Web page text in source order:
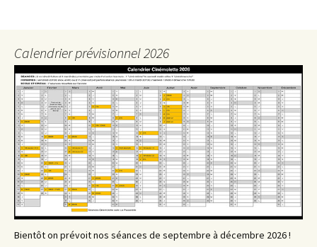
Calendrier prévisionnel 2026
Bientôt on prévoit nos séances de septembre à décembre 2026 !